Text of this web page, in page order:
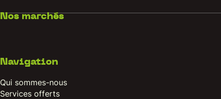
Nos marchés
Navigation
Qui sommes-nous
Services offerts